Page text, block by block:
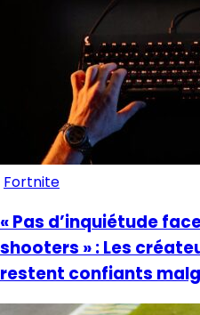
Fortnite
« Pas d’inquiétude
shooters » : Les
restent confiants